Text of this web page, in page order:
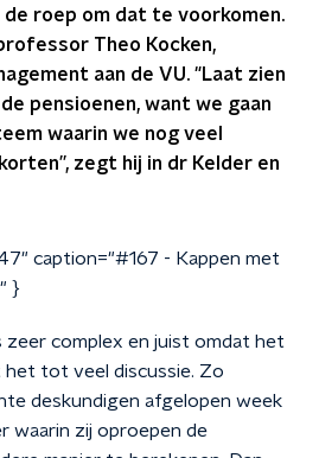
roep om dat te voorkomen.
Theo Kocken,
aan de VU. "Laat zien
pensioenen, want we gaan
waarin we nog veel
zegt hij in dr Kelder en
caption="#167 - Kappen met
}
zeer complex en juist omdat het
het tot veel discussie. Zo
deskundigen afgelopen week
waarin zij oproepen de